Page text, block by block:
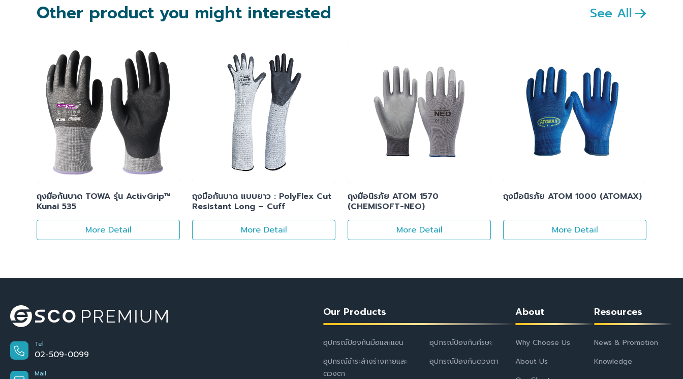
Other product you might interested See All
ถุงมือกันบาด TOWA รุ่น ActivGrip™
Kunai 535
More Detail
ถุงมือกันบาด แบบยาว : PolyFlex Cut
Resistant Long – Cuff
More Detail
ถุงมือนิรภัย ATOM 1570
(CHEMISOFT-NEO)
More Detail
ถุงมือนิรภัย ATOM 1000 (ATOMAX)
More Detail
Tel
02-509-0099
Mail
Our Products
อุปกรณ์ป้องกันมือและแขน
อุปกรณ์ป้องกันศีรษะ
อุปกรณ์ชำระล้างร่างกายและ
ดวงตา
อุปกรณ์ป้องกันดวงตา
About
Why Choose Us
About Us
Resources
News & Promotion
Knowledge